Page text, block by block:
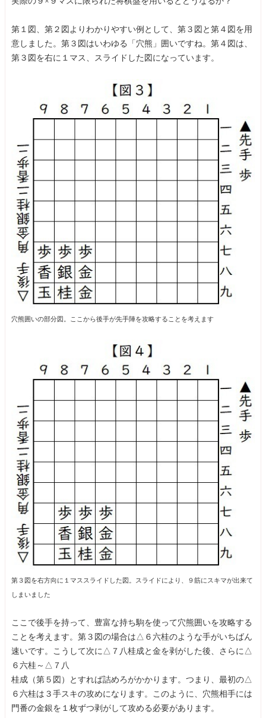
第１図、第２図よりわかりやすい例として、第３図と第４図を用
意しました。第３図はいわゆる「穴熊」囲いですね。第４図は、
第３図を右に１マス、スライドした図になっています。
穴熊囲いの部分図。ここから後手が先手陣を攻略することを考えます
第３図を右方向に１マススライドした図。スライドにより、９筋にスキマが出来て
しまいました
ここで後手を持って、豊富な持ち駒を使って穴熊囲いを攻略する
ことを考えます。第３図の場合は△６六桂のような手がいちばん
速いです。こうして次に△７八桂成と金を剥がした後、さらに△
６六桂～△７八
桂成（第５図）とすれば詰めろがかかります。つまり、最初の△
６六桂は３手スキの攻めになります。このように、穴熊相手には
門番の金銀を１枚ずつ剥がして攻める必要があります。